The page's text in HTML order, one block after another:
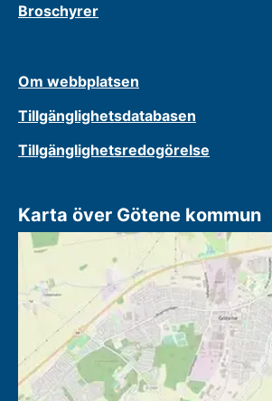
Broschyrer
Om webbplatsen
Tillgänglighetsdatabasen
Tillgänglighetsredogörelse
Karta över Götene kommun